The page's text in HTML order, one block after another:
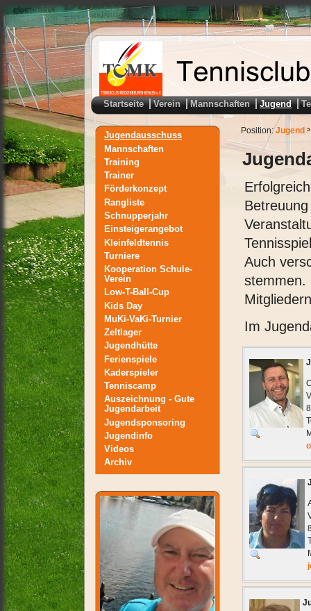
Startseite Verein Mannschaften Jugend
Jugendausschuss
Mannschaften
Training
Trainer
Förderkonzept
Rangliste
Schnupperjahr
Einsteigerangebot
Kleinfeldtennis
Turniere
Kooperation Schule-
Verein
Low-T-Ball-Cup
Kids Day
MuKi-VaKi-Turnier
Zeltlager
Jugendhütte
Ferienspiele
Kaderspieler
Tenniscamp
Auszeichnung - Gute
Jugendarbeit
Jugendsponsoring
Jugendinfo
Videos
Archiv
Position:Jugend >
Auch
stemmen.
Im